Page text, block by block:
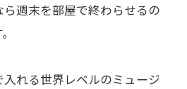
週末を部屋で終わらせるの
れる世界レベルのミュージ